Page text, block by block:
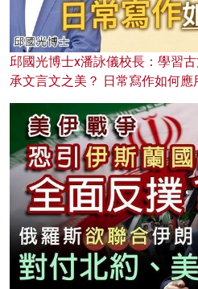
邱國光博士x潘詠儀校長：學習
承文言文之美？ 日常寫作如何應